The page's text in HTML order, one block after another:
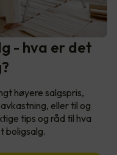
- hva er det
høyere salgspris,
eller til og
tips og råd til hva
boligsalg.